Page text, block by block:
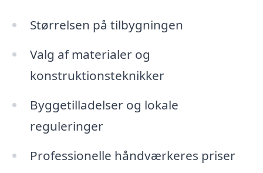
Størrelsen på tilbygningen
Valg af materialer og
konstruktionsteknikker
Byggetilladelser og lokale
reguleringer
Professionelle håndværkeres priser